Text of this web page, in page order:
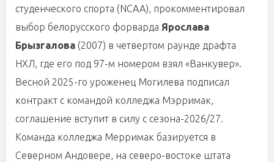
студенческого спорта (NCAA), прокомментировал
выбор белорусского форварда Ярослава
Брызгалова (2007) в четвертом раунде драфта
НХЛ, где его под 97-м номером взял «Ванкувер».
Весной 2025-го уроженец Могилева подписал
контракт с командой колледжа Мэрримак,
соглашение вступит в силу с сезона-2026/27.
Команда колледжа Мерримак базируется в
Северном Андовере, на северо-востоке штата